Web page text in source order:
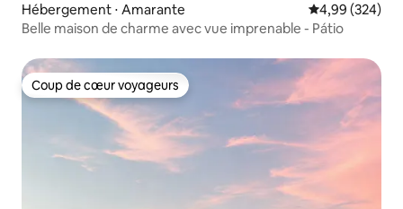
Hébergement ⋅ Amarante Évaluation
4,99 (324)
Belle maison de charme avec vue imprenable - Pátio
Coup de cœur voyageurs
Coup de cœur voyageurs